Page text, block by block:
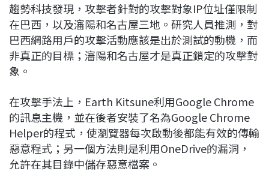
趨勢科技發現，攻擊者針對的攻擊對象IP位址僅限制
在巴西，以及瀋陽和名古屋三地。研究人員推測，對
巴西網路用戶的攻擊活動應該是出於測試的動機，而
非真正的目標；瀋陽和名古屋才是真正鎖定的攻擊對
象。
在攻擊手法上，Earth Kitsune利用Google Chrome
的訊息主機，並在後者安裝了名為Google Chrome
Helper的程式，使瀏覽器每次啟動後都能有效的傳輸
惡意程式；另一個方法則是利用OneDrive的漏洞，
允許在其目錄中儲存惡意檔案。